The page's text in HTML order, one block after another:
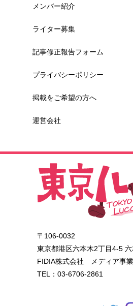
メンバー紹介
ライター募集
記事修正報告フォーム
プライバシーポリシー
掲載をご希望の方へ
運営会社
〒106-0032
東京都港区六本木2丁目4-5
FIDIA株式会社 メディア事
TEL：03-6706-2861